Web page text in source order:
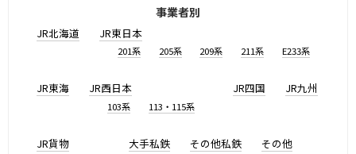
事業者別
JR北海道 JR東日本
201系 205系 209系 211系 E233系
JR東海 JR西日本
103系 113・115系
JR四国 JR九州
JR貨物 大手私鉄 その他私鉄 その他